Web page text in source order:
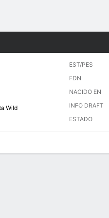
Wild
EST/PES
FDN
NACIDO EN
INFO DRAFT
ESTADO